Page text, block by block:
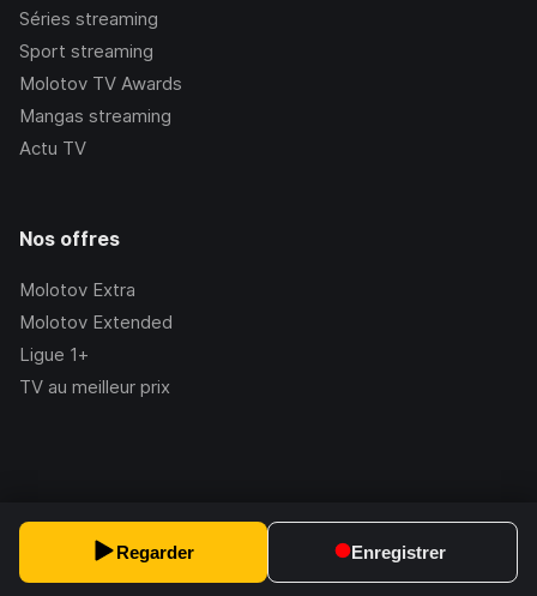
Regarder Enregistrer
Séries streaming
Sport streaming
Molotov TV Awards
Mangas streaming
Actu TV
Nos offres
Molotov Extra
Molotov Extended
Ligue 1+
TV au meilleur prix
2.228.1